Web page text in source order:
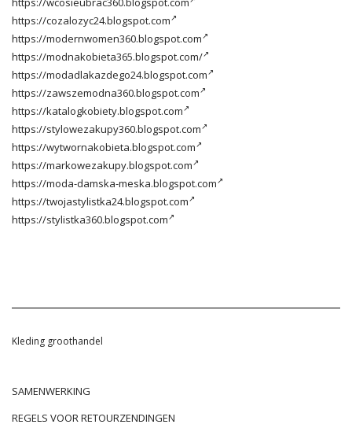
https://cozalozyc24.blogspot.com
https://modernwomen360.blogspot.com
https://modnakobieta365.blogspot.com/
https://modadlakazdego24.blogspot.com
https://zawszemodna360.blogspot.com
https://katalogkobiety.blogspot.com
https://stylowezakupy360.blogspot.com
https://wytwornakobieta.blogspot.com
https://markowezakupy.blogspot.com
https://moda-damska-meska.blogspot.com
https://twojastylistka24.blogspot.com
https://stylistka360.blogspot.com
Kleding groothandel
SAMENWERKING
REGELS VOOR RETOURZENDINGEN